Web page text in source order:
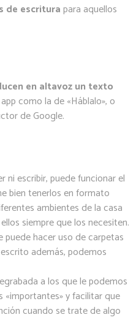
de escriturapara aquellos
en altavoz un texto
como la de «Háblalo», o
de Google.
ni escribir, puede funcionar el
bien tenerlos en formato
ambientes de la casa
siempre que los necesiten.
puede hacer uso de carpetas
además, podemos
a los que le podemos
y facilitar que
cuando se trate de algo